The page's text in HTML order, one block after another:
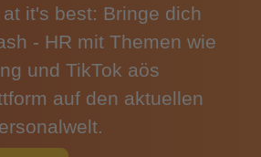
it's best: Bringe dich
- HR mit Themen wie
und TikTok aös
auf den aktuellen